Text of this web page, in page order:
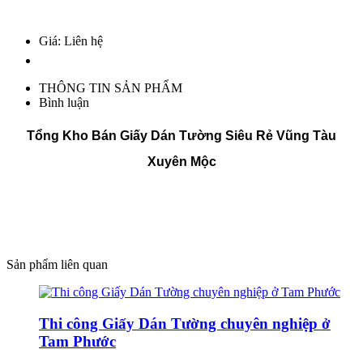
Giá: Liên hệ
THÔNG TIN SẢN PHẨM
Bình luận
Tổng Kho Bán Giấy Dán Tường Siêu Rẻ Vũng Tàu
Xuyên Mộc
Sản phẩm liên quan
Thi công Giấy Dán Tường chuyên nghiệp ở
Tam Phước